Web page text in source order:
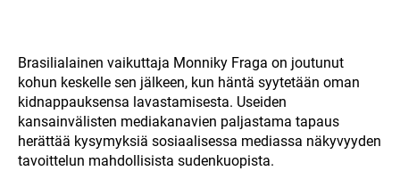
Brasilialainen vaikuttaja Monniky Fraga on joutunut
kohun keskelle sen jälkeen, kun häntä syytetään oman
kidnappauksensa lavastamisesta. Useiden
kansainvälisten mediakanavien paljastama tapaus
herättää kysymyksiä sosiaalisessa mediassa näkyvyyden
tavoittelun mahdollisista sudenkuopista.